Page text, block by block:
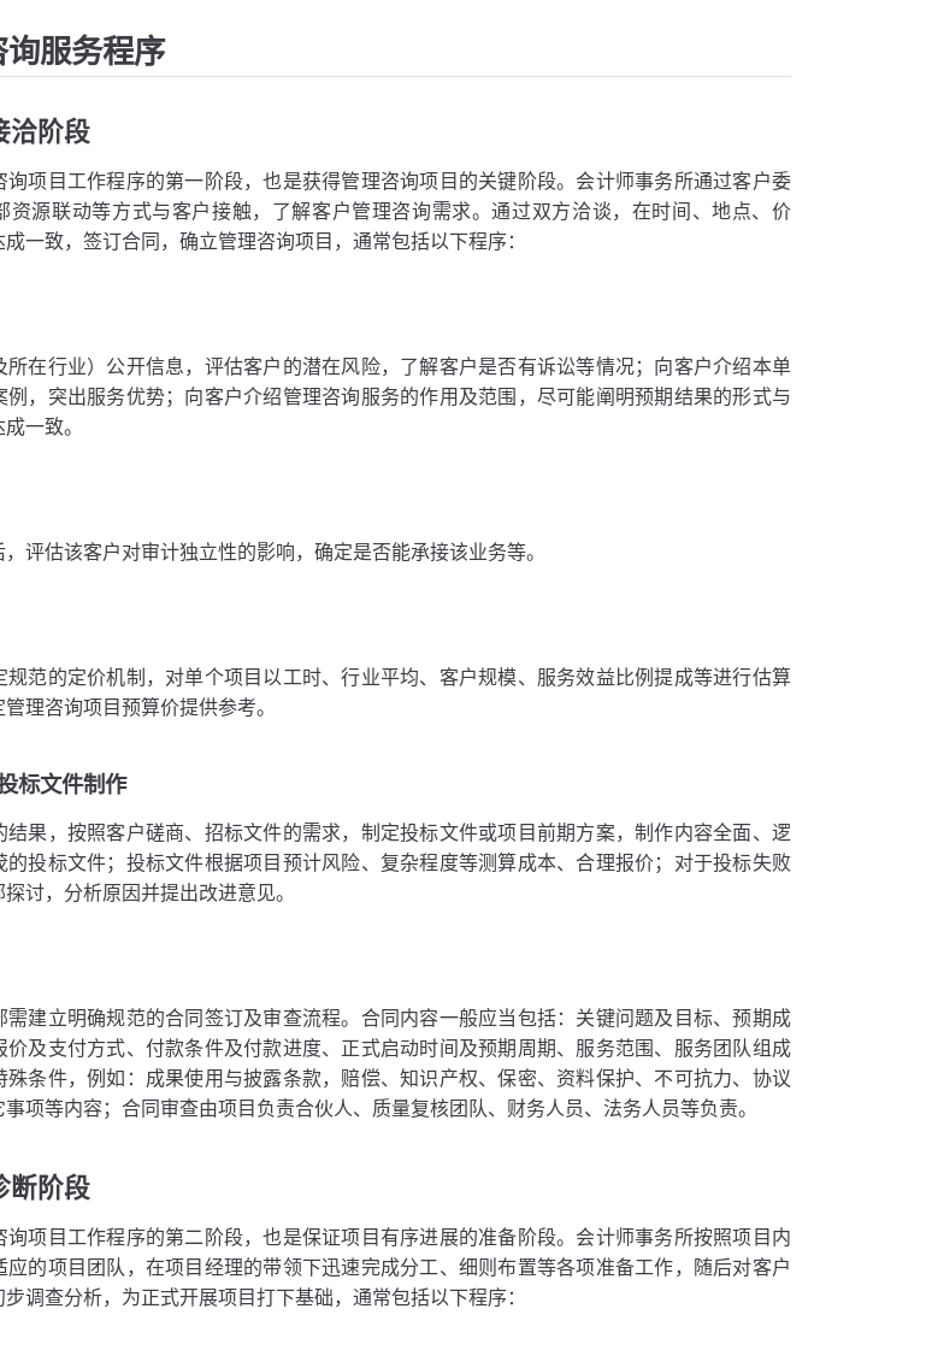
服务程序
洽阶段
询项目工作程序的第一阶段，也是获得管理咨询项目的关键阶段。会计师事务所通过客户委
资源联动等方式与客户接触，了解客户管理咨询需求。通过双方洽谈，在时间、地点、价
一致，签订合同，确立管理咨询项目，通常包括以下程序：
所在行业）公开信息，评估客户的潜在风险，了解客户是否有诉讼等情况；向客户介绍本单
例，突出服务优势；向客户介绍管理咨询服务的作用及范围，尽可能阐明预期结果的形式与
一致。
评估该客户对审计独立性的影响，确定是否能承接该业务等。
规范的定价机制，对单个项目以工时、行业平均、客户规模、服务效益比例提成等进行估算
理咨询项目预算价提供参考。
标文件制作
结果，按照客户磋商、招标文件的需求，制定投标文件或项目前期方案，制作内容全面、逻
的投标文件；投标文件根据项目预计风险、复杂程度等测算成本、合理报价；对于投标失败
讨，分析原因并提出改进意见。
需建立明确规范的合同签订及审查流程。合同内容一般应当包括：关键问题及目标、预期成
价及支付方式、付款条件及付款进度、正式启动时间及预期周期、服务范围、服务团队组成
殊条件，例如：成果使用与披露条款，赔偿、知识产权、保密、资料保护、不可抗力、协议
项等内容；合同审查由项目负责合伙人、质量复核团队、财务人员、法务人员等负责。
断阶段
询项目工作程序的第二阶段，也是保证项目有序进展的准备阶段。会计师事务所按照项目内
应的项目团队，在项目经理的带领下迅速完成分工、细则布置等各项准备工作，随后对客户
调查分析，为正式开展项目打下基础，通常包括以下程序：